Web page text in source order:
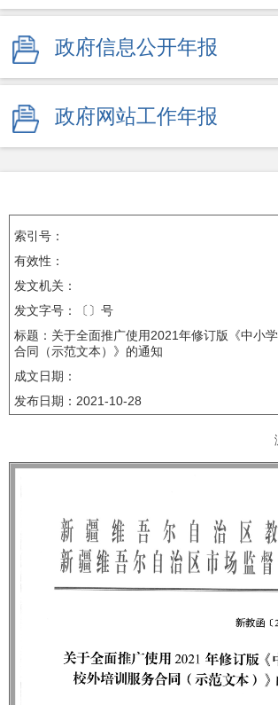
教师工作
学校安
政府信息公开年报
政府网站工作年报
索引号：
有效性：
发文机关：
发文字号：〔〕号
标题：关于全面推广使用2021年修订版《中小
合同（示范文本）》的通知
成文日期：
发布日期： 2021-10-28